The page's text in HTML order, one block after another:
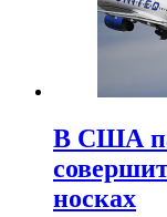
В США
носках